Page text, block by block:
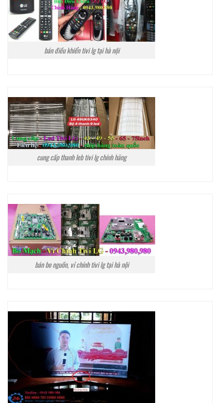
bán điều khiển tivi lg tại hà nội
cung cấp thanh leb tivi lg chính hãng
bán bo nguồn, vỉ chính tivi lg tại hà nội